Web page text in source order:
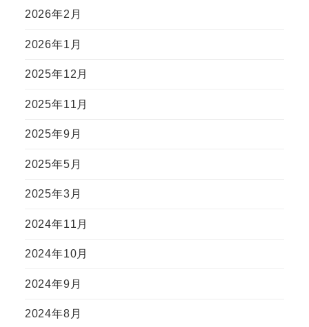
2026年2月
2026年1月
2025年12月
2025年11月
2025年9月
2025年5月
2025年3月
2024年11月
2024年10月
2024年9月
2024年8月